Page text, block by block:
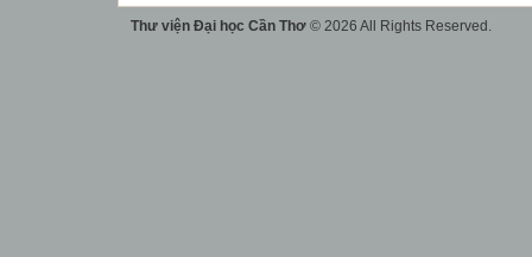
Thư viện Đại học Cần Thơ © 2026 All Rights Reserved.